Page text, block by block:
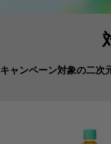
キャンペーン対象の二次